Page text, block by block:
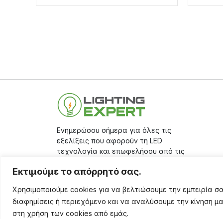
Εκτιμούμε το απόρρητό σας.
Χρησιμοποιούμε cookies για να βελτιώσουμε την
διαφημίσεις ή περιεχόμενο και να αναλύσουμε την κίνηση
στη χρήση των cookies από εμάς.
Ενημερώσου σήμερα για όλες τις
εξελίξεις που αφορούν τη LED
τεχνολογία και επωφελήσου από τις
την εγγραφή σου στοsite.
Aριθμός Γ.Ε.ΜΗ.: 17401671000